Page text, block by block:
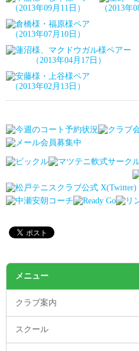
（2013年09月11日） （2013年
（2013年07月10日）
（2013年04月17日）
（2013年02月13日）
メニュー
クラブ案内
スクール